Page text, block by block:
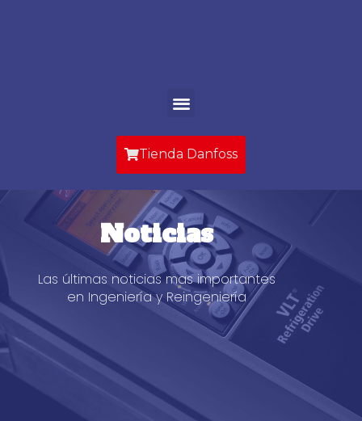
Menu
Tienda Danfoss
Noticias
Las últimas noticias mas importantes
en Ingeniería y Reingeniería